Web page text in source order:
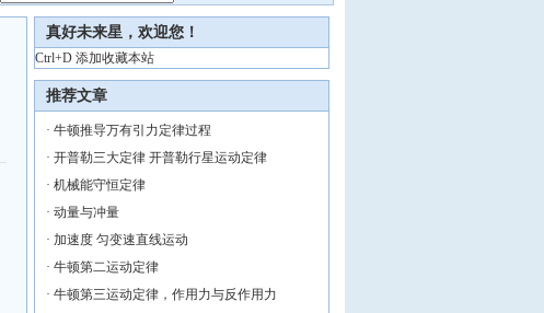
真好未来星，欢迎您！
Ctrl+D 添加收藏本站
推荐文章
· 牛顿推导万有引力定律过程
· 开普勒三大定律 开普勒行星运动定律
· 机械能守恒定律
· 动量与冲量
· 加速度 匀变速直线运动
· 牛顿第二运动定律
· 牛顿第三运动定律，作用力与反作用力